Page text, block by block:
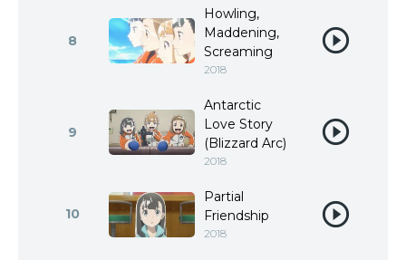
8
Howling,
Maddening,
Screaming
2018
9
Antarctic
Love Story
(Blizzard Arc)
2018
10
Partial
Friendship
2018